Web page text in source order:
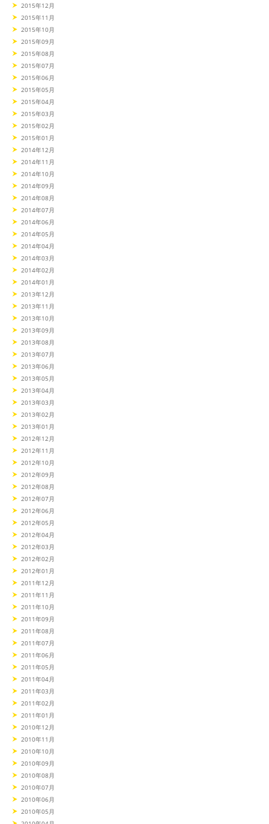
2015年12月
2015年11月
2015年10月
2015年09月
2015年08月
2015年07月
2015年06月
2015年05月
2015年04月
2015年03月
2015年02月
2015年01月
2014年12月
2014年11月
2014年10月
2014年09月
2014年08月
2014年07月
2014年06月
2014年05月
2014年04月
2014年03月
2014年02月
2014年01月
2013年12月
2013年11月
2013年10月
2013年09月
2013年08月
2013年07月
2013年06月
2013年05月
2013年04月
2013年03月
2013年02月
2013年01月
2012年12月
2012年11月
2012年10月
2012年09月
2012年08月
2012年07月
2012年06月
2012年05月
2012年04月
2012年03月
2012年02月
2012年01月
2011年12月
2011年11月
2011年10月
2011年09月
2011年08月
2011年07月
2011年06月
2011年05月
2011年04月
2011年03月
2011年02月
2011年01月
2010年12月
2010年11月
2010年10月
2010年09月
2010年08月
2010年07月
2010年06月
2010年05月